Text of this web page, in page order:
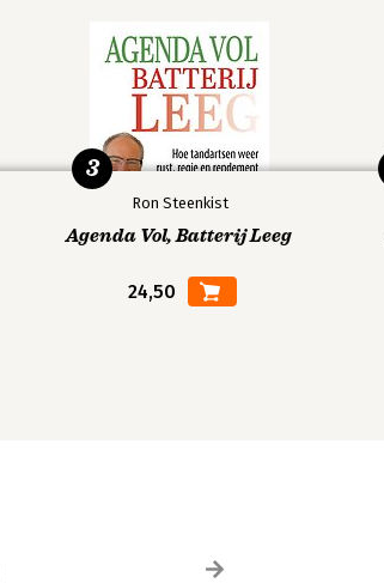
Ron Steenkist
Agenda Vol, Batterij Leeg
24,50
3